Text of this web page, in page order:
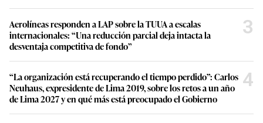
Aerolíneas responden a LAP sobre la TUUA a escalas
internacionales: “Una reducción parcial deja intacta la
desventaja competitiva de fondo”
3
“La organización está recuperando el tiempo perdido”: Carlos
Neuhaus, expresidente de Lima 2019, sobre los retos a un año
de Lima 2027 y en qué más está preocupado el Gobierno
4